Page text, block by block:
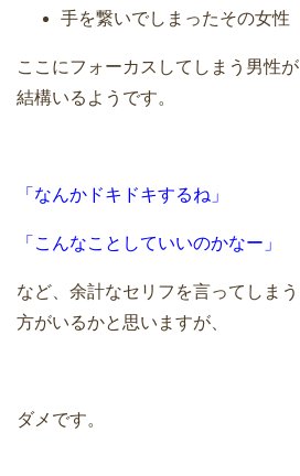
手を繋いでしまったその女性
ここにフォーカスしてしまう男性が
結構いるようです。
「なんかドキドキするね」
「こんなことしていいのかなー」
など、余計なセリフを言ってしまう
方がいるかと思いますが、
ダメです。